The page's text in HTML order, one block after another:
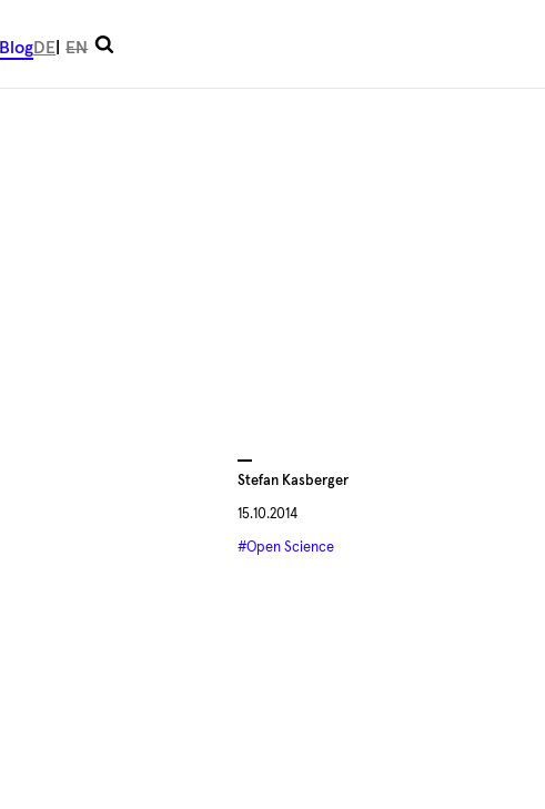
BlogDE EN
Suche
Stefan Kasberger
15.10.2014
#Open Science